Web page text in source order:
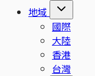
地域
國際
大陸
香港
台灣